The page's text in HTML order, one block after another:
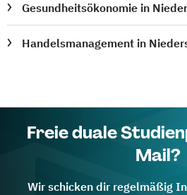
Gesundheitsökonomie in
Handelsmanagement in
Freie duale
Mail?
Wir schicken dir regelmäßig